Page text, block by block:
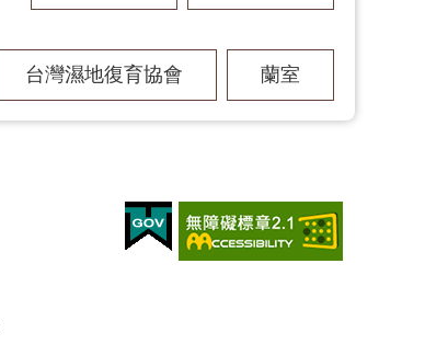
台灣濕地復育協會 蘭室